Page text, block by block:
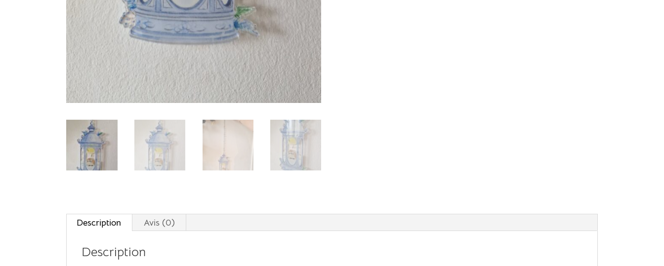
Description Avis (0)
Description